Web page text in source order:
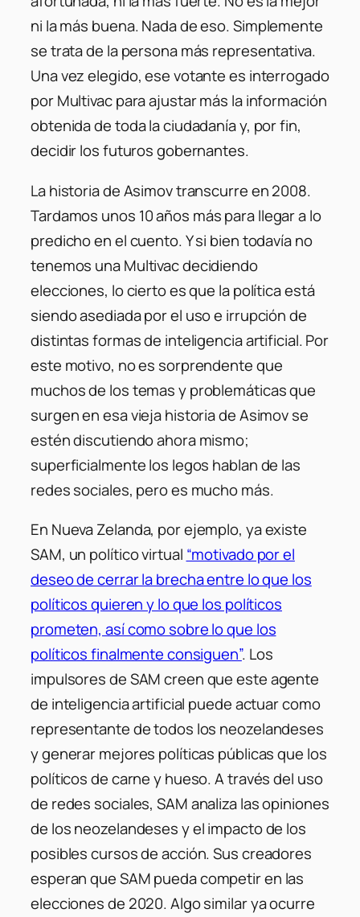
ni la más buena. Nada de eso. Simplemente
se trata de la persona más representativa.
Una vez elegido, ese votante es interrogado
por Multivac para ajustar más la información
obtenida de toda la ciudadanía y, por fin,
decidir los futuros gobernantes.
La historia de Asimov transcurre en 2008.
Tardamos unos 10 años más para llegar a lo
predicho en el cuento. Y si bien todavía no
tenemos una Multivac decidiendo
elecciones, lo cierto es que la política está
siendo asediada por el uso e irrupción de
distintas formas de inteligencia artificial. Por
este motivo, no es sorprendente que
muchos de los temas y problemáticas que
surgen en esa vieja historia de Asimov se
estén discutiendo ahora mismo;
superficialmente los legos hablan de las
redes sociales, pero es mucho más.
En Nueva Zelanda, por ejemplo, ya existe
SAM, un político virtual “motivado por el
deseo de cerrar la brecha entre lo que los
políticos quieren y lo que los políticos
prometen, así como sobre lo que los
políticos finalmente consiguen”. Los
impulsores de SAM creen que este agente
de inteligencia artificial puede actuar como
representante de todos los neozelandeses
y generar mejores políticas públicas que los
políticos de carne y hueso. A través del uso
de redes sociales, SAM analiza las opiniones
de los neozelandeses y el impacto de los
posibles cursos de acción. Sus creadores
esperan que SAM pueda competir en las
elecciones de 2020. Algo similar ya ocurre